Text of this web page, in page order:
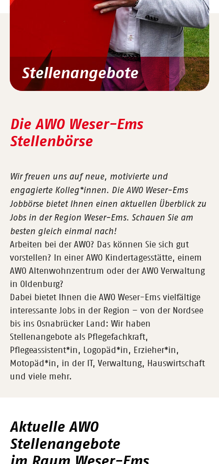
Stellenangebote
Die AWO Weser-Ems
Stellenbörse
Wir freuen uns auf neue, motivierte und
engagierte Kolleg*innen. Die AWO Weser-Ems
Jobbörse bietet Ihnen einen aktuellen Überblick zu
Jobs in der Region Weser-Ems. Schauen Sie am
besten gleich einmal nach!
Arbeiten bei der AWO? Das können Sie sich gut
vorstellen? In einer AWO Kindertagesstätte, einem
AWO Altenwohnzentrum oder der AWO Verwaltung
in Oldenburg?
Dabei bietet Ihnen die AWO Weser-Ems vielfältige
interessante Jobs in der Region – von der Nordsee
bis ins Osnabrücker Land: Wir haben
Stellenangebote als Pflegefachkraft,
Pflegeassistent*in, Logopäd*in, Erzieher*in,
Motopäd*in, in der IT, Verwaltung, Hauswirtschaft
und viele mehr.
Aktuelle AWO
Stellenangebote